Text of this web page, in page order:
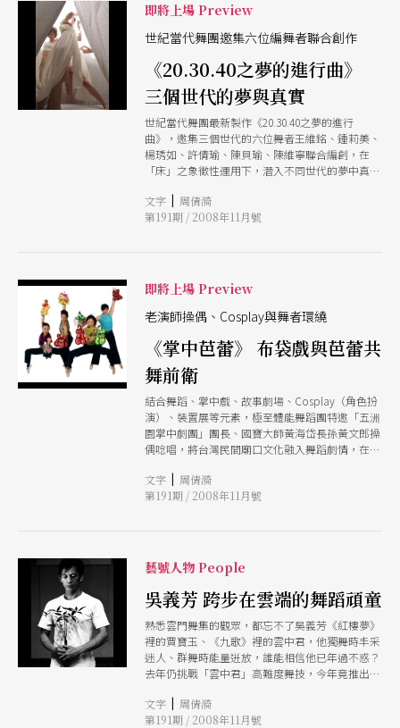
即將上場 Preview
世紀當代舞團邀集六位編舞者聯合創作
《20.30.40之夢的進行曲》
三個世代的夢與真實
世紀當代舞團最新製作《20.30.40之夢的進行
曲》，邀集三個世代的六位舞者王維銘、鍾莉美、
楊琇如、許倩瑜、陳貝瑜、陳維寧聯合編創，在
「床」之象徵性運用下，潛入不同世代的夢中真
文字 | 周倩漪
第191期 / 2008年11月號
即將上場 Preview
老演師操偶、Cosplay與舞者環繞
《掌中芭蕾》 布袋戲與芭蕾共
舞前衛
結合舞蹈、掌中戲、故事劇場、Cosplay（角色扮
演）、裝置展等元素，極至體能舞蹈團特邀「五洲
園掌中劇團」團長、國寶大師黃海岱長孫黃文郎操
偶唸唱，將台灣民間廟口文化融入舞蹈劇情，在
文字 | 周倩漪
第191期 / 2008年11月號
藝號人物 People
吳義芳 跨步在雲端的舞蹈頑童
熟悉雲門舞集的觀眾，都忘不了吳義芳《紅樓夢》
裡的賈寶玉、《九歌》裡的雲中君，他獨舞時丰采
迷人、群舞時能量迸放，誰能相信他已年過不惑？
去年仍挑戰「雲中君」高難度舞技，今年竟推出
藝術，總是要跳戰自己，到更高的雲端
文字 | 周倩漪
第191期 / 2008年11月號